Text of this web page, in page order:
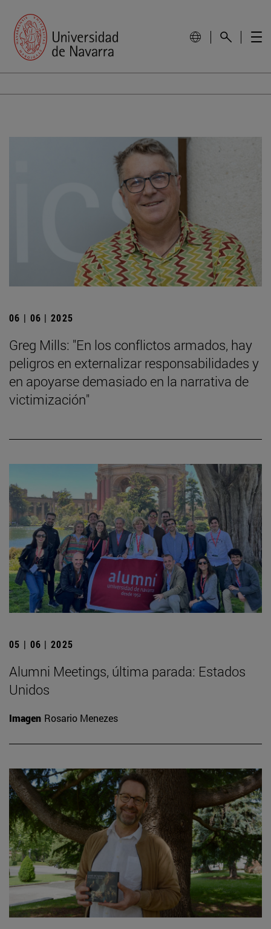
06 | 06 | 2025
Greg Mills: "En los conflictos armados, hay
peligros en externalizar responsabilidades y
en apoyarse demasiado en la narrativa de
victimización"
05 | 06 | 2025
Alumni Meetings, última parada: Estados
Unidos
Imagen Rosario Menezes